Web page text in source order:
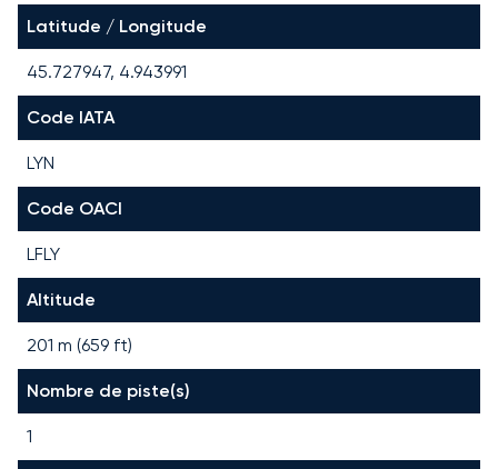
Latitude / Longitude
45.727947, 4.943991
Code IATA
LYN
Code OACI
LFLY
Altitude
201 m (659 ft)
Nombre de piste(s)
1